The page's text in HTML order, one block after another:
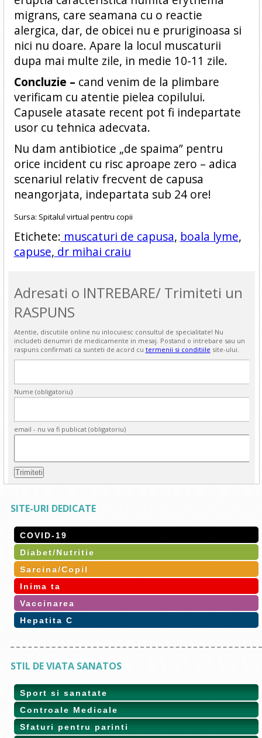
migrans, care seamana cu o reactie
alergica, dar, de obicei nu e pruriginoasa si
nici nu doare. Apare la locul muscaturii
dupa mai multe zile, in medie 10-11 zile.
Concluzie – cand venim de la plimbare
verificam cu atentie pielea copilului.
Capusele atasate recent pot fi indepartate
usor cu tehnica adecvata.
Nu dam antibiotice „de spaima” pentru
orice incident cu risc aproape zero – adica
scenariul relativ frecvent de capusa
neangorjata, indepartata sub 24 ore!
Sursa: Spitalul virtual pentru copii
Etichete: muscaturi de capusa, boala lyme,
capuse, dr mihai craiu
Adresati o INTREBARE/ Trimiteti un
RASPUNS
Atentie, discutiile online nu inlocuiesc consultul de specialitate! Nu
includeti denumiri de medicamente in mesaj. Postand o intrebare sau un
raspuns confirmati ca sunteti de acord cu termenii si conditiile site-ului.
Nume (obligatoriu)
email - nu va fi publicat (obligatoriu)
SITE-URI DEDICATE
COVID-19
Diabet/Nutritie
Sarcina/Copil
Inima ta
Vaccinarea
Hepatita C
STIL DE VIATA SANATOS
Sport si sanatate
Controale Medicale
Sfaturi pentru parinti